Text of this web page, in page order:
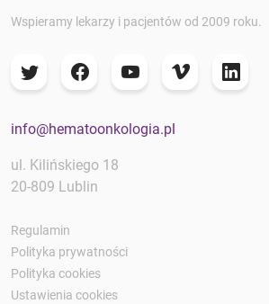
Wspieramy lekarzy i pacjentów od 2009 roku.
info@hematoonkologia.pl
ul. Kilińskiego 18
20-809 Lublin
Regulamin
Polityka prywatności
Polityka cookies
Ustawienia cookies